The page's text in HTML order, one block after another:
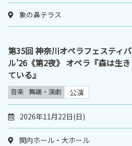
象の鼻テラス
第35回 神奈川オペラフェスティバ
ル'26《第2夜》 オペラ『森は生き
ている』
音楽 舞踊・演劇 公演
2026年11月22日(日)
関内ホール・大ホール